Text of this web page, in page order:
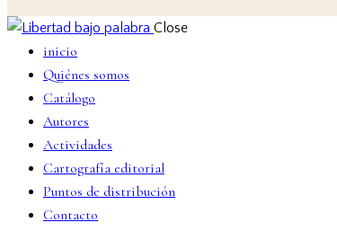
Close
inicio
Quiénes somos
Catálogo
Autores
Actividades
Cartografía editorial
Puntos de distribución
Contacto